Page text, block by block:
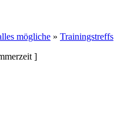
mögliche » Trainingstreffs
]